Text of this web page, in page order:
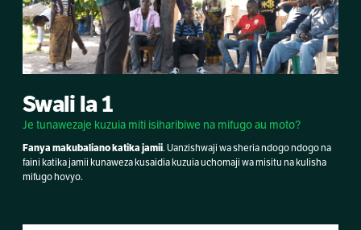
Swali la 1
Je tunawezaje kuzuia miti isiharibiwe na mifugo au moto?
Fanya makubaliano katika jamii. Uanzishwaji wa sheria ndogo ndogo na
faini katika jamii kunaweza kusaidia kuzuia uchomaji wa misitu na kulisha
mifugo hovyo.